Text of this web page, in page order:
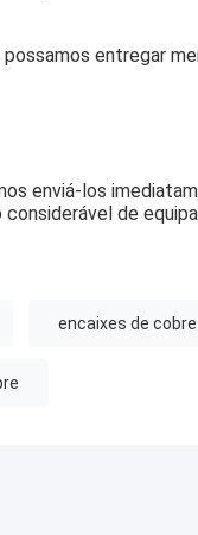
entregar
enviá-los
de
encaixes de